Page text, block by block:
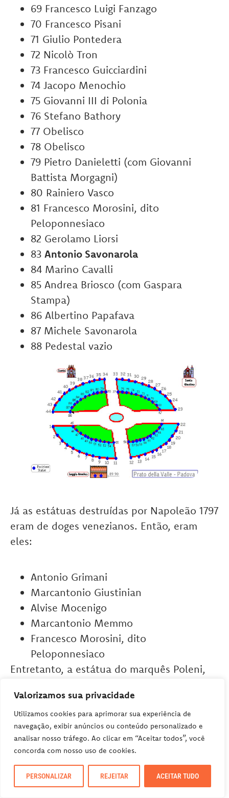
Valorizamos sua privacidade
Utilizamos cookies para aprimorar sua experiência de
navegação, exibir anúncios ou conteúdo personalizado e
analisar nosso tráfego. Ao clicar em “Aceitar todos”, você
concorda com nosso uso de cookies.
PERSONALIZAR REJEITAR ACEITAR TUDO
69 Francesco Luigi Fanzago
70 Francesco Pisani
71 Giulio Pontedera
72 Nicolò Tron
73 Francesco Guicciardini
74 Jacopo Menochio
75 Giovanni III di Polonia
76 Stefano Bathory
77 Obelisco
78 Obelisco
79 Pietro Danieletti (com Giovanni
Battista Morgagni)
80 Rainiero Vasco
81 Francesco Morosini, dito
Peloponnesiaco
82 Gerolamo Liorsi
83 Antonio Savonarola
84 Marino Cavalli
85 Andrea Briosco (com Gaspara
Stampa)
86 Albertino Papafava
87 Michele Savonarola
88 Pedestal vazio
Já as estátuas destruídas por Napoleão 1797
eram de doges venezianos. Então, eram
eles:
Antonio Grimani
Marcantonio Giustinian
Alvise Mocenigo
Marcantonio Memmo
Francesco Morosini, dito
Peloponnesiaco
Entretanto, a estátua do marquês Poleni,
transferida para o Museu Eremitani. Dessa
forma, ela foi substituída por uma cópia
feita por Luigi Strazzabosco.